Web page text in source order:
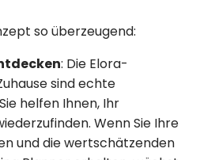
so überzeugend:
: Die Elora-
sind echte
helfen Ihnen, Ihr
Wenn Sie Ihre
und die wertschätzenden